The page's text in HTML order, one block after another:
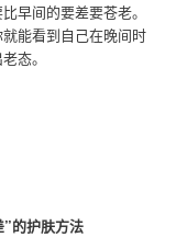
早间的要差要苍老。
能看到自己在晚间时
态。
的护肤方法